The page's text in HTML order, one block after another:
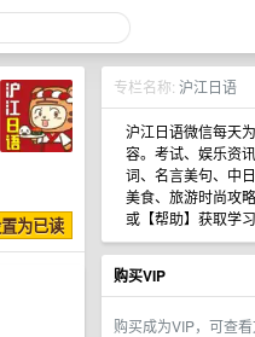
专栏名称: 沪江日语
沪江日语微信每天
容。考试、娱乐资
词、名言美句、中
美食、旅游时尚攻
或【帮助】获取学习
购买VIP
购买成为VIP，可查